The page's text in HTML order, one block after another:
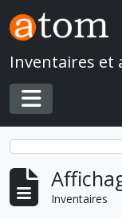
Skip to main content
Inventaires et
Toggle
Inventaires